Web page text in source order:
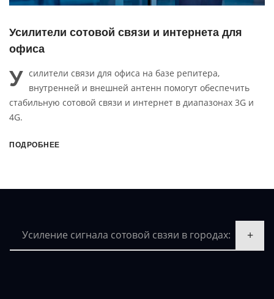
Усилители сотовой связи и интернета для
офиса
У силители связи для офиса на базе репитера,
внутренней и внешней антенн помогут обеспечить
стабильную сотовой связи и интернет в диапазонах 3G и
4G.
ПОДРОБНЕЕ
Усиление сигнала сотовой свзяи в городах: